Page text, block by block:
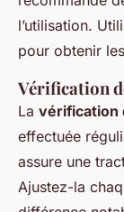
l’utilisation.
pour obtenir
Vérification
La vérification
effectuée
assure une
Ajustez-la